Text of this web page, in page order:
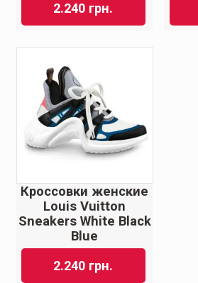
2.240 грн.
Кроссовки женские
Louis Vuitton
Sneakers White Black
Blue
2.240 грн.